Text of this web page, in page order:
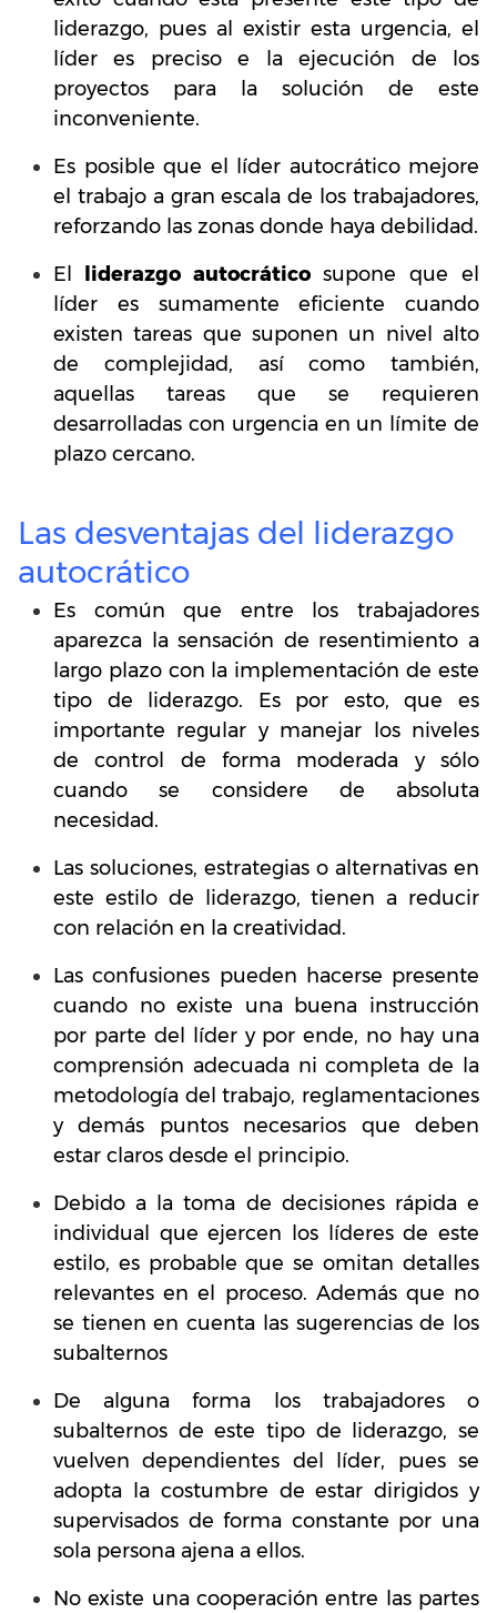
liderazgo, pues al existir esta urgencia, el
líder es preciso e la ejecución de los
proyectos para la solución de este
inconveniente.
Es posible que el líder autocrático mejore
el trabajo a gran escala de los trabajadores,
reforzando las zonas donde haya debilidad.
El liderazgo autocráticosupone que el
líder es sumamente eficiente cuando
existen tareas que suponen un nivel alto
de complejidad, así como también,
aquellas tareas que se requieren
desarrolladas con urgencia en un límite de
plazo cercano.
Las desventajas del liderazgo
autocrático
Es común que entre los trabajadores
aparezca la sensación de resentimiento a
largo plazo con la implementación de este
tipo de liderazgo. Es por esto, que es
importante regular y manejar los niveles
de control de forma moderada y sólo
cuando se considere de absoluta
necesidad.
Las soluciones, estrategias o alternativas en
este estilo de liderazgo, tienen a reducir
con relación en la creatividad.
Las confusiones pueden hacerse presente
cuando no existe una buena instrucción
por parte del líder y por ende, no hay una
comprensión adecuada ni completa de la
metodología del trabajo, reglamentaciones
y demás puntos necesarios que deben
estar claros desde el principio.
Debido a la toma de decisiones rápida e
individual que ejercen los líderes de este
estilo, es probable que se omitan detalles
relevantes en el proceso. Además que no
se tienen en cuenta las sugerencias de los
subalternos
De alguna forma los trabajadores o
subalternos de este tipo de liderazgo, se
vuelven dependientes del líder, pues se
adopta la costumbre de estar dirigidos y
supervisados de forma constante por una
sola persona ajena a ellos.
No existe una cooperación entre las partes